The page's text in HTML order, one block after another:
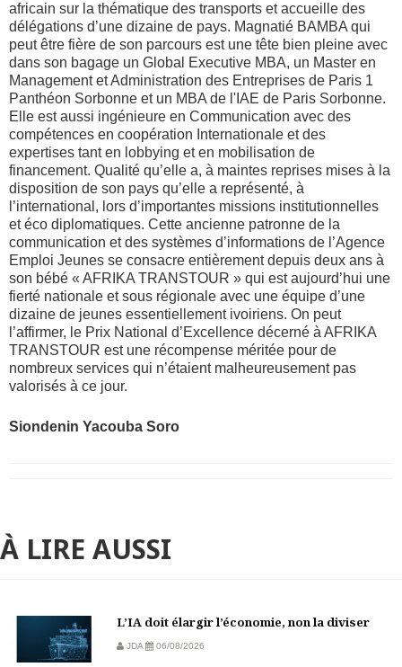
africain sur la thématique des transports et accueille des
délégations d’une dizaine de pays. Magnatié BAMBA qui
peut être fière de son parcours est une tête bien pleine avec
dans son bagage un Global Executive MBA, un Master en
Management et Administration des Entreprises de Paris 1
Panthéon Sorbonne et un MBA de l'IAE de Paris Sorbonne.
Elle est aussi ingénieure en Communication avec des
compétences en coopération Internationale et des
expertises tant en lobbying et en mobilisation de
financement. Qualité qu’elle a, à maintes reprises mises à la
disposition de son pays qu’elle a représenté, à
l’international, lors d’importantes missions institutionnelles
et éco diplomatiques. Cette ancienne patronne de la
communication et des systèmes d’informations de l’Agence
Emploi Jeunes se consacre entièrement depuis deux ans à
son bébé « AFRIKA TRANSTOUR » qui est aujourd’hui une
fierté nationale et sous régionale avec une équipe d’une
dizaine de jeunes essentiellement ivoiriens. On peut
l’affirmer, le Prix National d’Excellence décerné à AFRIKA
TRANSTOUR est une récompense méritée pour de
nombreux services qui n’étaient malheureusement pas
valorisés à ce jour.
Siondenin Yacouba Soro
À LIRE AUSSI
L’IA doit élargir l’économie, non la diviser
JDA 06/08/2026